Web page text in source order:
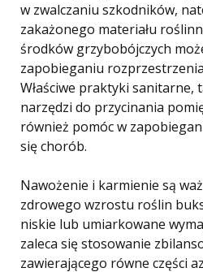
w zwalczaniu szkodników,
zakażonego materiału
środków grzybobójczych
zapobieganiu
Właściwe praktyki sanitarne,
narzędzi do przycinania
również pomóc w
się chorób.
Nawożenie i karmienie są
zdrowego wzrostu roślin
niskie lub umiarkowane
zaleca się stosowanie
zawierającego równe części